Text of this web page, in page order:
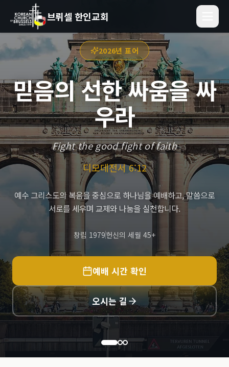
브뤼셀 한인교회
2026년 표어
믿음의 선한 싸움을 싸
우라
Fight the good fight of faith
디모데전서 6:12
예수 그리스도의 복음을 중심으로 하나님을 예배하고, 말씀으로
서로를 세우며 교제와 나눔을 실천합니다.
창립 1979헌신의 세월 45+
예배 시간 확인
오시는 길